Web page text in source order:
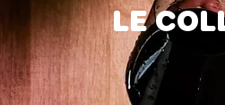
LE